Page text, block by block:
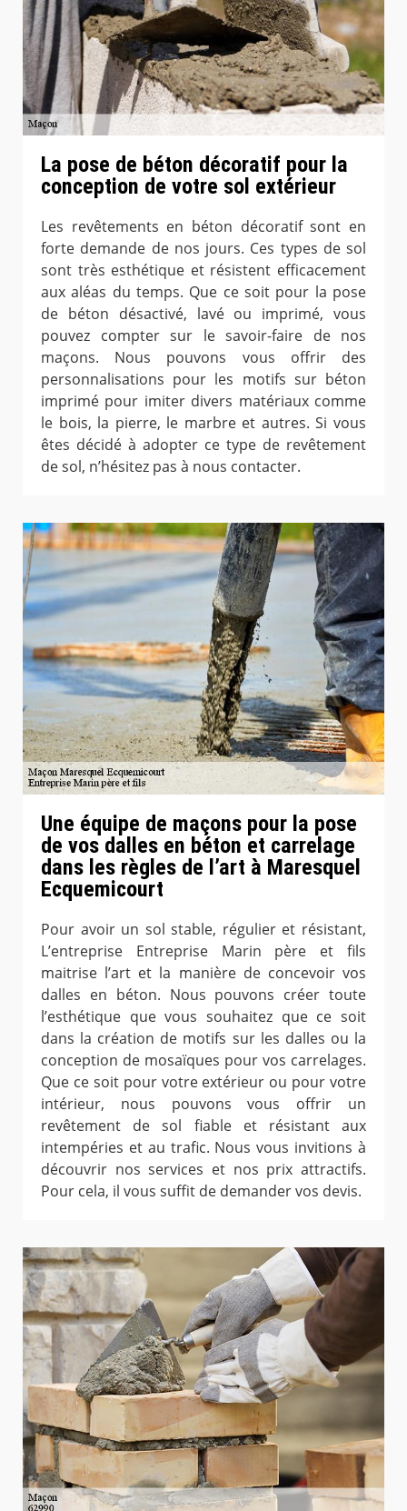
La pose de béton décoratif pour la
conception de votre sol extérieur
Les revêtements en béton décoratif sont en
forte demande de nos jours. Ces types de sol
sont très esthétique et résistent efficacement
aux aléas du temps. Que ce soit pour la pose
de béton désactivé, lavé ou imprimé, vous
pouvez compter sur le savoir-faire de nos
maçons. Nous pouvons vous offrir des
personnalisations pour les motifs sur béton
imprimé pour imiter divers matériaux comme
le bois, la pierre, le marbre et autres. Si vous
êtes décidé à adopter ce type de revêtement
de sol, n’hésitez pas à nous contacter.
Une équipe de maçons pour la pose
de vos dalles en béton et carrelage
dans les règles de l’art à Maresquel
Ecquemicourt
Pour avoir un sol stable, régulier et résistant,
L’entreprise Entreprise Marin père et fils
maitrise l’art et la manière de concevoir vos
dalles en béton. Nous pouvons créer toute
l’esthétique que vous souhaitez que ce soit
dans la création de motifs sur les dalles ou la
conception de mosaïques pour vos carrelages.
Que ce soit pour votre extérieur ou pour votre
intérieur, nous pouvons vous offrir un
revêtement de sol fiable et résistant aux
intempéries et au trafic. Nous vous invitions à
découvrir nos services et nos prix attractifs.
Pour cela, il vous suffit de demander vos devis.